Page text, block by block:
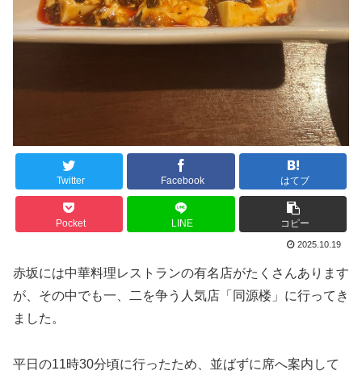
Twitter Facebook はてブ
Pocket LINE コピー
2025.10.19
赤坂には中華料理レストランの有名店がたくさんあります
が、その中でも一、二を争う人気店「同源楼」に行ってき
ました。
平日の11時30分頃に行ったため、並ばずに席へ案内して